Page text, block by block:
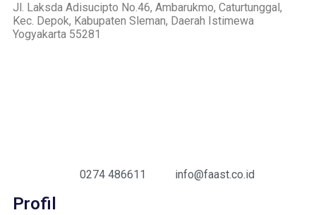
Jl. Laksda Adisucipto No.46, Ambarukmo, Caturtunggal,
Kec. Depok, Kabupaten Sleman, Daerah Istimewa
Yogyakarta 55281
0274 486611 info@faast.co.id
Profil